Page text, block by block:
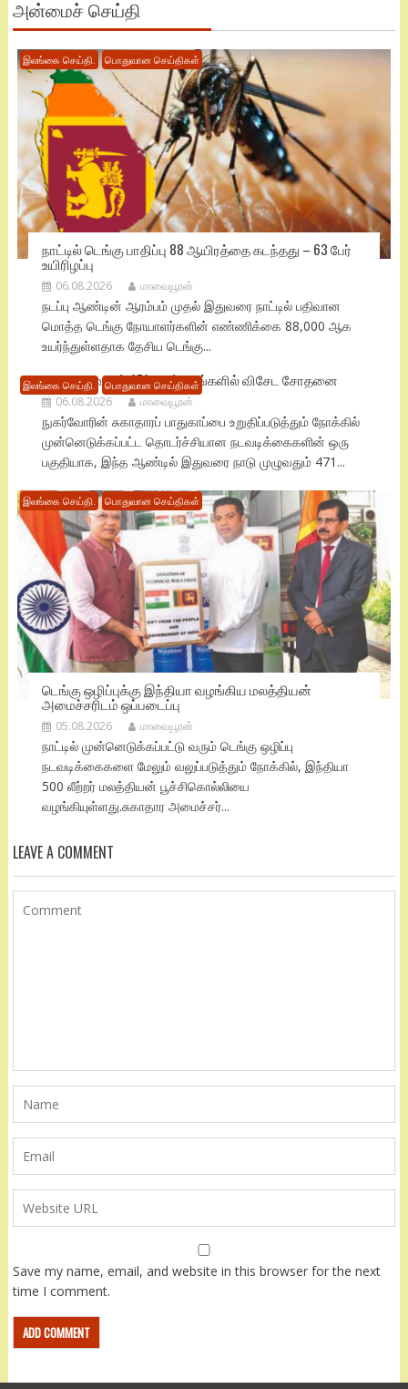
அன்மைச் செய்தி
இலங்கை செய்தி. பொதுவான செய்திகள்
நாட்டில் டெங்கு பாதிப்பு 88 ஆயிரத்தை கடந்தது – 63 பேர்
உயிரிழப்பு
06.08.2026 மாவையூரன்
நடப்பு ஆண்டின் ஆரம்பம் முதல் இதுவரை நாட்டில் பதிவான
மொத்த டெங்கு நோயாளர்களின் எண்ணிக்கை 88,000 ஆக
உயர்ந்துள்ளதாக தேசிய டெங்கு...
இலங்கை செய்தி. பொதுவான செய்திகள்
நாடு முழுவதும் 471 மருந்தகங்களில் விசேட சோதனை
06.08.2026 மாவையூரன்
நுகர்வோரின் சுகாதாரப் பாதுகாப்பை உறுதிப்படுத்தும் நோக்கில்
முன்னெடுக்கப்பட்ட தொடர்ச்சியான நடவடிக்கைகளின் ஒரு
பகுதியாக, இந்த ஆண்டில் இதுவரை நாடு முழுவதும் 471...
இலங்கை செய்தி. பொதுவான செய்திகள்
டெங்கு ஒழிப்புக்கு இந்தியா வழங்கிய மலத்தியன்
அமைச்சரிடம் ஒப்படைப்பு
05.08.2026 மாவையூரன்
நாட்டில் முன்னெடுக்கப்பட்டு வரும் டெங்கு ஒழிப்பு
நடவடிக்கைகளை மேலும் வலுப்படுத்தும் நோக்கில், இந்தியா
500 லீற்றர் மலத்தியன் பூச்சிகொல்லியை
வழங்கியுள்ளது.சுகாதார அமைச்சர்...
LEAVE A COMMENT
Save my name, email, and website in this browser for the next
time I comment.